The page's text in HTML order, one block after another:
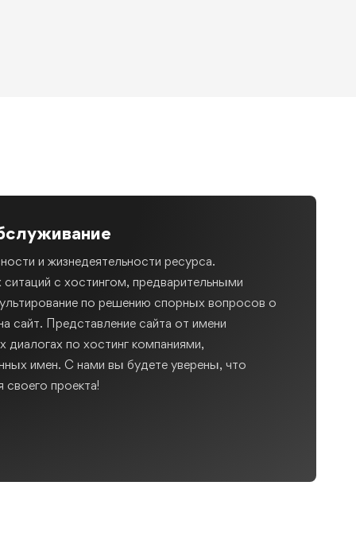
и жизнедеятельности ресурса.
ситаций с хостингом, предварительными
по решению спорных вопросов о
сайт. Представление сайта от имени
диалогах по хостинг компаниями,
имен. С нами вы будете уверены, что
проекта!